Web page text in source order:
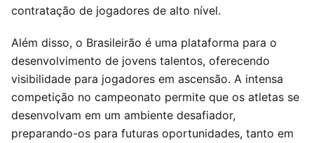
contratação de jogadores de alto nível.
Além disso, o Brasileirão é uma plataforma para o
desenvolvimento de jovens talentos, oferecendo
visibilidade para jogadores em ascensão. A intensa
competição no campeonato permite que os atletas se
desenvolvam em um ambiente desafiador,
preparando-os para futuras oportunidades, tanto em